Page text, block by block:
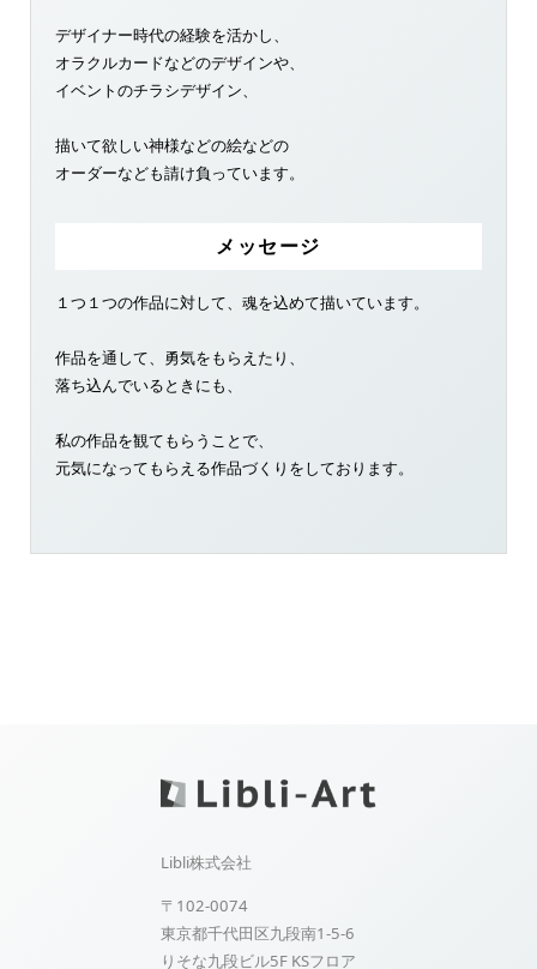
デザイナー時代の経験を活かし、
オラクルカードなどのデザインや、
イベントのチラシデザイン、
描いて欲しい神様などの絵などの
オーダーなども請け負っています。
メッセージ
１つ１つの作品に対して、魂を込めて描いています。
作品を通して、勇気をもらえたり、
落ち込んでいるときにも、
私の作品を観てもらうことで、
元気になってもらえる作品づくりをしております。
Libli株式会社
〒102-0074
東京都千代田区九段南1-5-6
りそな九段ビル5F KSフロア